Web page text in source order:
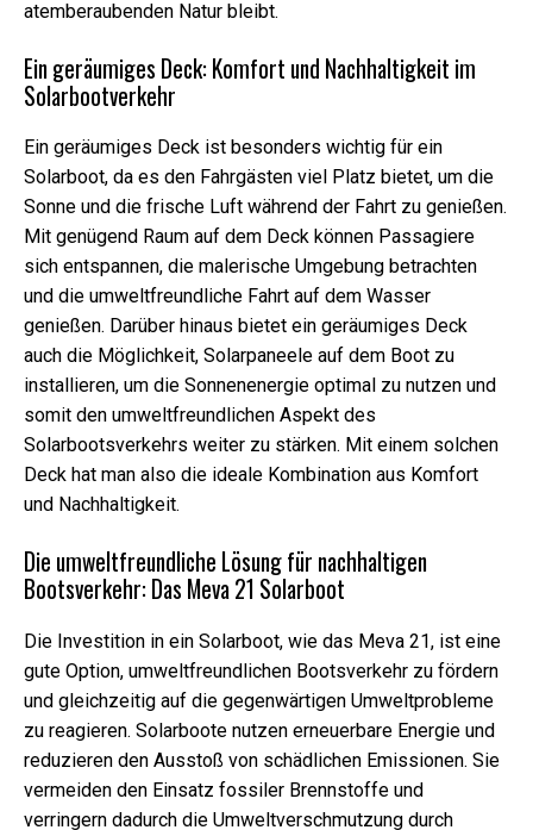
atemberaubenden Natur bleibt.
Ein geräumiges Deck: Komfort und Nachhaltigkeit im
Solarbootverkehr
Ein geräumiges Deck ist besonders wichtig für ein
Solarboot, da es den Fahrgästen viel Platz bietet, um die
Sonne und die frische Luft während der Fahrt zu genießen.
Mit genügend Raum auf dem Deck können Passagiere
sich entspannen, die malerische Umgebung betrachten
und die umweltfreundliche Fahrt auf dem Wasser
genießen. Darüber hinaus bietet ein geräumiges Deck
auch die Möglichkeit, Solarpaneele auf dem Boot zu
installieren, um die Sonnenenergie optimal zu nutzen und
somit den umweltfreundlichen Aspekt des
Solarbootsverkehrs weiter zu stärken. Mit einem solchen
Deck hat man also die ideale Kombination aus Komfort
und Nachhaltigkeit.
Die umweltfreundliche Lösung für nachhaltigen
Bootsverkehr: Das Meva 21 Solarboot
Die Investition in ein Solarboot, wie das Meva 21, ist eine
gute Option, umweltfreundlichen Bootsverkehr zu fördern
und gleichzeitig auf die gegenwärtigen Umweltprobleme
zu reagieren. Solarboote nutzen erneuerbare Energie und
reduzieren den Ausstoß von schädlichen Emissionen. Sie
vermeiden den Einsatz fossiler Brennstoffe und
verringern dadurch die Umweltverschmutzung durch